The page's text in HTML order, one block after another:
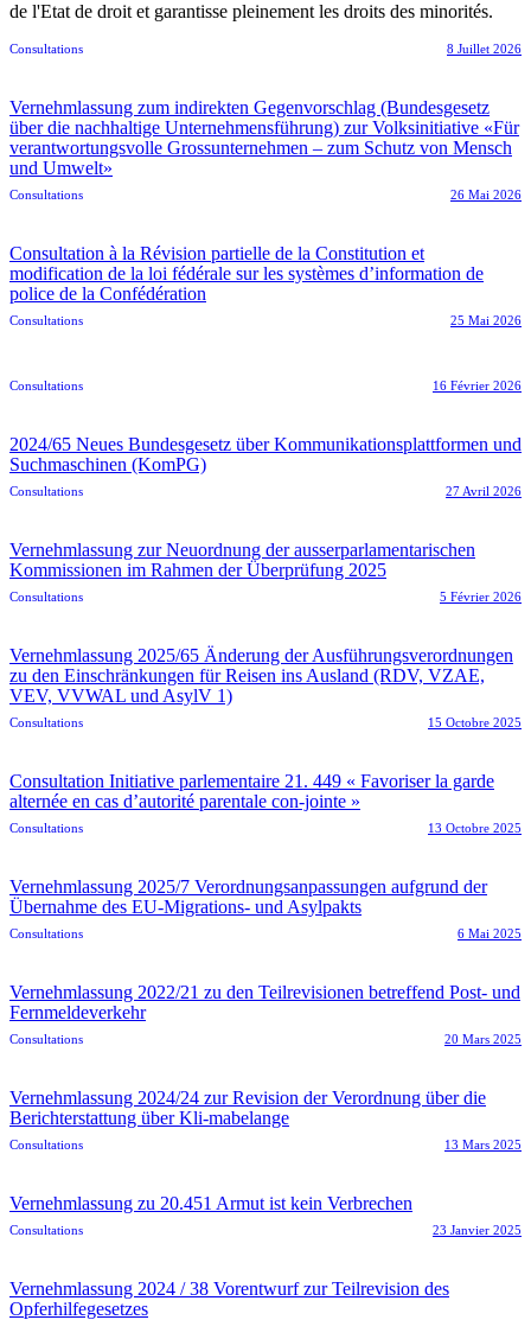
de l'Etat de droit et garantisse pleinement les droits des minorités.
Consultations 8 Juillet 2026
Vernehmlassung zum indirekten Gegenvorschlag (Bundesgesetz
über die nachhaltige Unternehmensführung) zur Volksinitiative «Für
verantwortungsvolle Grossunternehmen – zum Schutz von Mensch
und Umwelt»
Consultations 26 Mai 2026
Consultation à la Révision partielle de la Constitution et
modification de la loi fédérale sur les systèmes d’information de
police de la Confédération
Consultations 25 Mai 2026
Consultations 16 Février 2026
2024/65 Neues Bundesgesetz über Kommunikationsplattformen und
Suchmaschinen (KomPG)
Consultations 27 Avril 2026
Vernehmlassung zur Neuordnung der ausserparlamentarischen
Kommissionen im Rahmen der Überprüfung 2025
Consultations 5 Février 2026
Vernehmlassung 2025/65 Änderung der Ausführungsverordnungen
zu den Einschränkungen für Reisen ins Ausland (RDV, VZAE,
VEV, VVWAL und AsylV 1)
Consultations 15 Octobre 2025
Consultation Initiative parlementaire 21. 449 « Favoriser la garde
alternée en cas d’autorité parentale con-jointe »
Consultations 13 Octobre 2025
Vernehmlassung 2025/7 Verordnungsanpassungen aufgrund der
Übernahme des EU-Migrations- und Asylpakts
Consultations 6 Mai 2025
Vernehmlassung 2022/21 zu den Teilrevisionen betreffend Post- und
Fernmeldeverkehr
Consultations 20 Mars 2025
Vernehmlassung 2024/24 zur Revision der Verordnung über die
Berichterstattung über Kli-mabelange
Consultations 13 Mars 2025
Vernehmlassung zu 20.451 Armut ist kein Verbrechen
Consultations 23 Janvier 2025
Vernehmlassung 2024 / 38 Vorentwurf zur Teilrevision des
Opferhilfegesetzes